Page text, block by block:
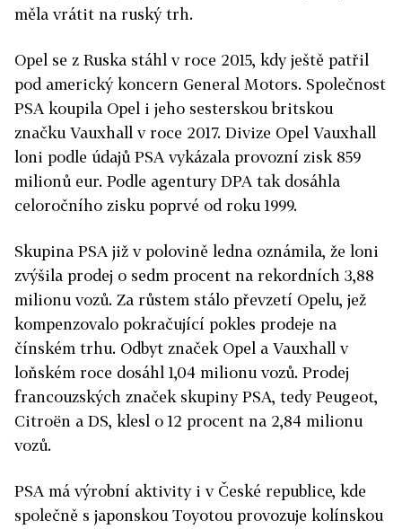
měla vrátit na ruský trh.
Opel se z Ruska stáhl v roce 2015, kdy ještě patřil
pod americký koncern General Motors. Společnost
PSA koupila Opel i jeho sesterskou britskou
značku Vauxhall v roce 2017. Divize Opel Vauxhall
loni podle údajů PSA vykázala provozní zisk 859
milionů eur. Podle agentury DPA tak dosáhla
celoročního zisku poprvé od roku 1999.
Skupina PSA již v polovině ledna oznámila, že loni
zvýšila prodej o sedm procent na rekordních 3,88
milionu vozů. Za růstem stálo převzetí Opelu, jež
kompenzovalo pokračující pokles prodeje na
čínském trhu. Odbyt značek Opel a Vauxhall v
loňském roce dosáhl 1,04 milionu vozů. Prodej
francouzských značek skupiny PSA, tedy Peugeot,
Citroën a DS, klesl o 12 procent na 2,84 milionu
vozů.
PSA má výrobní aktivity i v České republice, kde
společně s japonskou Toyotou provozuje kolínskou